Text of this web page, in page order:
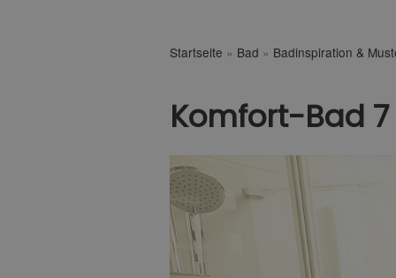
Startseite » Bad » Badinspiration &
Komfort-Bad 7